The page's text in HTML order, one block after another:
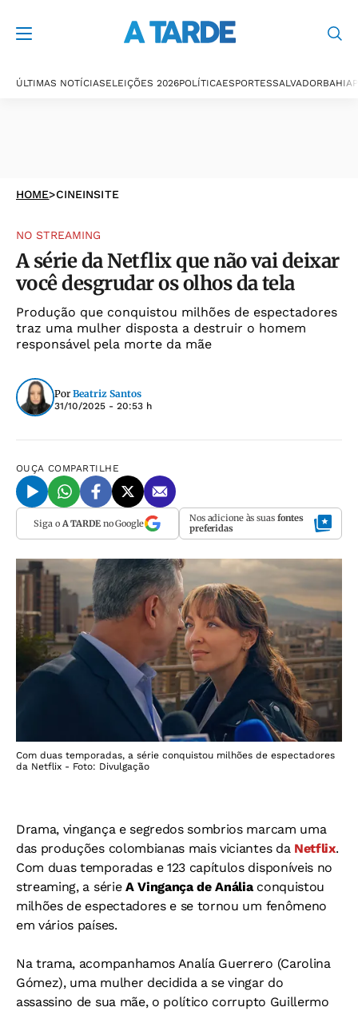
ÚLTIMAS NOTÍCIASELEIÇÕES 2026POLÍTICAESPORTESSALVADORBAHIA
HOME>CINEINSITE
NO STREAMING
A série da Netflix que não vai deixar
você desgrudar os olhos da tela
Produção que conquistou milhões de espectadores
traz uma mulher disposta a destruir o homem
responsável pela morte da mãe
Por Beatriz Santos
31/10/2025 - 20:53 h
OUÇA COMPARTILHE
Siga o A TARDEno Google Nos adicione às suas fontes
preferidas
Com duas temporadas, a série conquistou milhões de espectadores
da Netflix - Foto: Divulgação
Drama, vingança e segredos sombrios marcam uma
das produções colombianas mais viciantes da Netflix.
Com duas temporadas e 123 capítulos disponíveis no
streaming, a sérieA Vingança de Análiaconquistou
milhões de espectadores e se tornou um fenômeno
em vários países.
Na trama, acompanhamos Analía Guerrero (Carolina
Gómez), uma mulher decidida a se vingar do
assassino de sua mãe, o político corrupto Guillermo